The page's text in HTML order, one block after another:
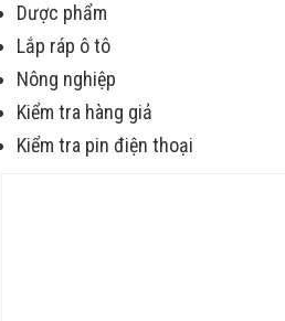
Dược phẩm
Lắp ráp ô tô
Nông nghiệp
Kiểm tra hàng giả
Kiểm tra pin điện thoại